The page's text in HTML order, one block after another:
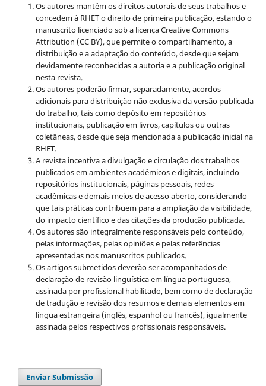
Os autores mantêm os direitos autorais de seus trabalhos e
concedem à RHET o direito de primeira publicação, estando o
manuscrito licenciado sob a licençaCreative Commons
Attribution (CC BY), que permite o compartilhamento, a
distribuição e a adaptação do conteúdo, desde que sejam
devidamente reconhecidas a autoria e a publicação original
nesta revista.
Os autores poderão firmar, separadamente, acordos
adicionais para distribuição não exclusiva da versão publicada
do trabalho, tais como depósito em repositórios
institucionais, publicação em livros, capítulos ou outras
coletâneas, desde que seja mencionada a publicação inicial na
RHET.
A revista incentiva a divulgação e circulação dos trabalhos
publicados em ambientes acadêmicos e digitais, incluindo
repositórios institucionais, páginas pessoais, redes
acadêmicas e demais meios de acesso aberto, considerando
que tais práticas contribuem para a ampliação da visibilidade,
do impacto científico e das citações da produção publicada.
Os autores são integralmente responsáveis pelo conteúdo,
pelas informações, pelas opiniões e pelas referências
apresentadas nos manuscritos publicados.
Os artigos submetidos deverão ser acompanhados de
declaração de revisão linguística em língua portuguesa,
assinada por profissional habilitado, bem como de declaração
de tradução e revisão dos resumos e demais elementos em
língua estrangeira (inglês, espanhol ou francês), igualmente
assinada pelos respectivos profissionais responsáveis.
Enviar Submissão